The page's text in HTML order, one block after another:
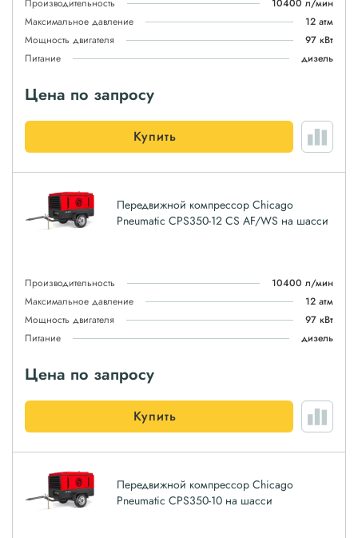
Производительность
10400 л/мин
Максимальное давление
12 атм
Мощность двигателя
97 кВт
Питание
дизель
Цена по запросу
Купить
Передвижной компрессор Chicago
Pneumatic CPS350-12 CS AF/WS на шасси
Производительность
10400 л/мин
Максимальное давление
12 атм
Мощность двигателя
97 кВт
Питание
дизель
Цена по запросу
Купить
Передвижной компрессор Chicago
Pneumatic CPS350-10 на шасси